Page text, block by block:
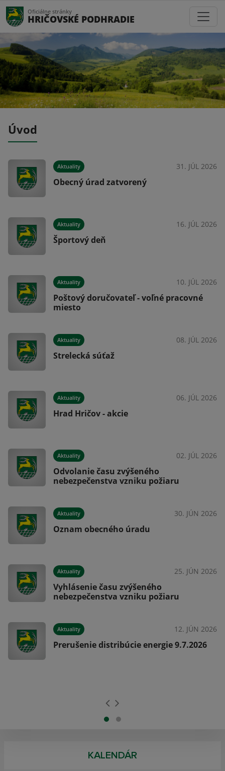
Oficiálne stránky
HRIČOVSKÉ PODHRADIE
Úvod
Aktuality 31. JÚL 2026
Obecný úrad zatvorený
Aktuality 16. JÚL 2026
Športový deň
Aktuality 10. JÚL 2026
Poštový doručovateľ - voľné pracovné
miesto
Aktuality 08. JÚL 2026
Strelecká súťaž
Aktuality 06. JÚL 2026
Hrad Hričov - akcie
Aktuality 02. JÚL 2026
Odvolanie času zvýšeného
nebezpečenstva vzniku požiaru
Aktuality 30. JÚN 2026
Oznam obecného úradu
Aktuality 25. JÚN 2026
Vyhlásenie času zvýšeného
nebezpečenstva vzniku požiaru
Aktuality 12. JÚN 2026
Prerušenie distribúcie energie 9.7.2026
KALENDÁR